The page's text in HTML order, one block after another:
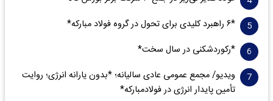
*۶ راهبرد کلیدی برای تحول در گروه فولاد مبارکه*
*رکوردشکنی در سال سخت*
ویدیو/ مجمع عمومی عادی سالیانه؛ *بدون یارانه انرژی؛ روایت
تأمین پایدار انرژی در فولادمبارکه*